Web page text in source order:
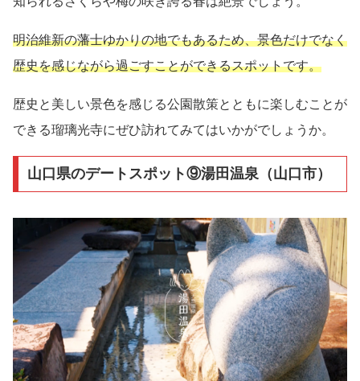
明治維新の藩士ゆかりの地でもあるため、景色だけでなく
歴史を感じながら過ごすことができるスポットです。
歴史と美しい景色を感じる公園散策とともに楽しむことが
できる瑠璃光寺にぜひ訪れてみてはいかがでしょうか。
山口県のデートスポット⑨湯田温泉（山口市）